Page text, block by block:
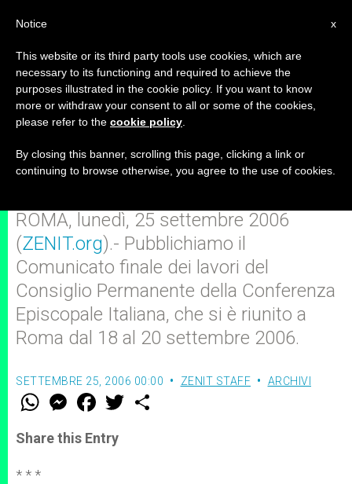
Comunicato finale del Consiglio
Episcopale Permanente (Roma
18-20 settembre 2006)
ROMA, lunedì, 25 settembre 2006
(ZENIT.org).- Pubblichiamo il
Comunicato finale dei lavori del
Consiglio Permanente della Conferenza
Episcopale Italiana, che si è riunito a
Roma dal 18 al 20 settembre 2006.
SETTEMBRE 25, 2006 00:00 ZENIT STAFF ARCHIVI
W
t
s
M
e
s
e
F
a
e
b
w
Share this Entry
* * *
x
Notice
This website or its third party tools use cookies, which are
necessary to its functioning and required to achieve the
purposes illustrated in the cookie policy. If you want to know
more or withdraw your consent to all or some of the cookies,
please refer to the cookie policy
By closing this banner, scrolling this page, clicking a link or
continuing to browse otherwise, you agree to the use of cookies.